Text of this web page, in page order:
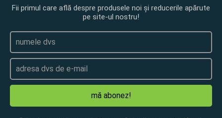
Fii primul care află despre produsele noi și reducerile apărute
pe site-ul nostru!
mă abonez!